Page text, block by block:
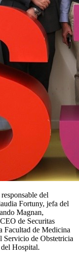
del
Fortuny, jefa del
Magnan,
de Securitas
Facultad de Medicina
Servicio de Obstetricia
Hospital.